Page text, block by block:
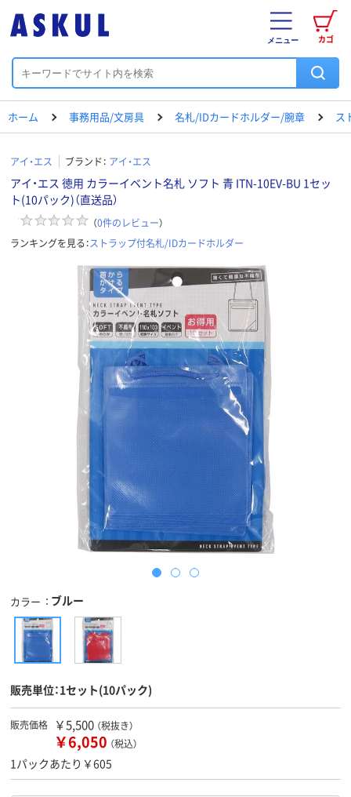
カゴ
メニュー
ホーム 事務用品/文房具 名札/IDカードホルダー/腕章 ス
アイ・エス ブランド： アイ・エス
アイ・エス 徳用 カラーイベント名札 ソフト 青 ITN-10EV-BU 1セッ
ト(10パック)（直送品）
（0件のレビュー）
ランキングを見る：ストラップ付名札/IDカードホルダー
カラー ブルー
販売単位：1セット(10パック)
販売価格 ￥5,500 （税抜き）
￥6,050 （税込）
1パックあたり￥605